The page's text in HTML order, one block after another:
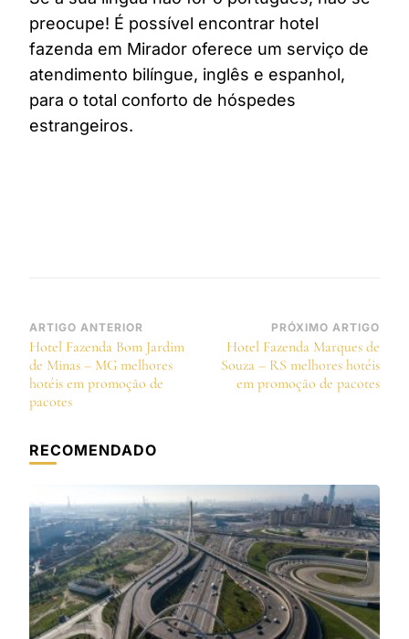
preocupe! É possível encontrar hotel
fazenda em Mirador oferece um serviço de
atendimento bilíngue, inglês e espanhol,
para o total conforto de hóspedes
estrangeiros.
Navegação
de
post
ARTIGO ANTERIOR
Hotel Fazenda Bom Jardim
de Minas – MG melhores
hotéis em promoção de
pacotes
PRÓXIMO ARTIGO
Hotel Fazenda Marques de
Souza – RS melhores hotéis
em promoção de pacotes
RECOMENDADO